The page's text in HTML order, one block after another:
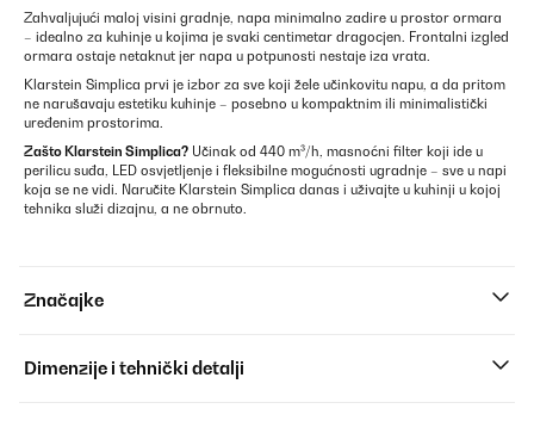
Zahvaljujući maloj visini gradnje, napa minimalno zadire u prostor ormara
– idealno za kuhinje u kojima je svaki centimetar dragocjen. Frontalni izgled
ormara ostaje netaknut jer napa u potpunosti nestaje iza vrata.
Klarstein Simplica prvi je izbor za sve koji žele učinkovitu napu, a da pritom
ne narušavaju estetiku kuhinje – posebno u kompaktnim ili minimalistički
uređenim prostorima.
Zašto Klarstein Simplica? Učinak od 440 m³/h, masnoćni filter koji ide u
perilicu suđa, LED osvjetljenje i fleksibilne mogućnosti ugradnje – sve u napi
koja se ne vidi. Naručite Klarstein Simplica danas i uživajte u kuhinji u kojoj
tehnika služi dizajnu, a ne obrnuto.
Značajke
Dimenzije i tehnički detalji